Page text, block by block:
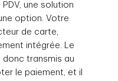
une solution
option. Votre
de carte,
intégrée. Le
transmis au
le paiement, et il